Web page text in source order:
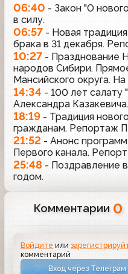
06:40 - Закон "О
в силу.
06:57 - Новая
брака в 31 декабря.
10:27 - Празднование
народов Сибири.
Мансийского округа.
14:34 - 100 лет салату
Александра Казакевича.
18:19 - Традиция
гражданам. Репортаж
21:52 - Анонс
Первого канала.
25:48 - Поздравление
годом.
Комментарии 0
Войдите или
комментарий
Вход через Телеграм